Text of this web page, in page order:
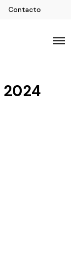
Contacto
2024